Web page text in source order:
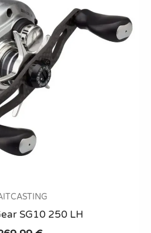
be
chosen
SG10 250 LH